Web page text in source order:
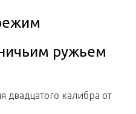
ружьем
двадцатого калибра от